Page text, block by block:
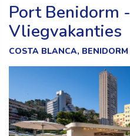
Port Benidorm -
Vliegvakanties
COSTA BLANCA, BENIDORM